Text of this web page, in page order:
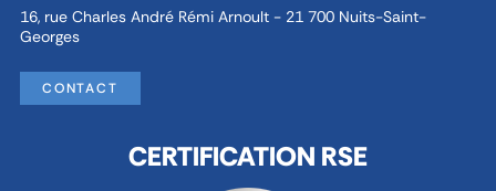
16, rue Charles André Rémi Arnoult - 21 700 Nuits-Saint-
Georges
CONTACT
CERTIFICATION RSE